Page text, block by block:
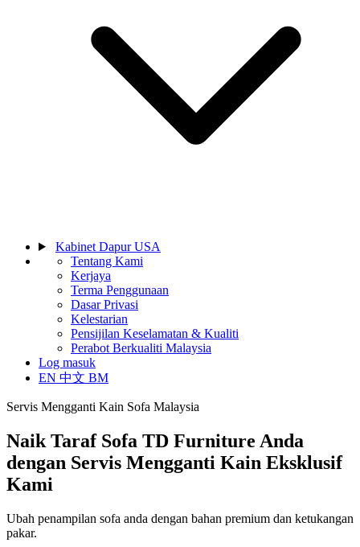
Kabinet Dapur USA
Tentang Kami
Kerjaya
Terma Penggunaan
Dasar Privasi
Kelestarian
Pensijilan Keselamatan & Kualiti
Perabot Berkualiti Malaysia
Log masuk
EN 中文 BM
Servis Mengganti Kain Sofa Malaysia
Naik Taraf Sofa TD Furniture Anda
dengan Servis Mengganti Kain Eksklusif
Kami
Ubah penampilan sofa anda dengan bahan premium dan ketukangan
pakar.